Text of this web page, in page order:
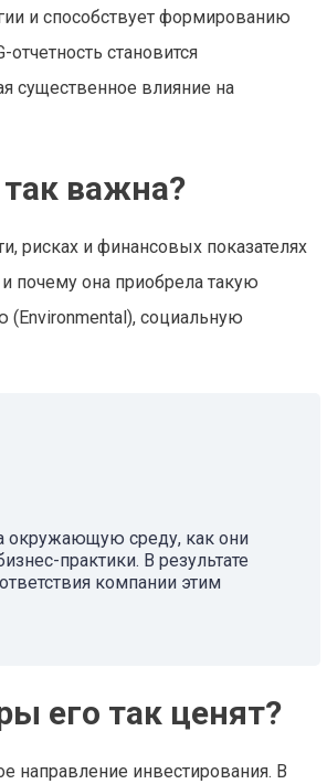
и способствует формированию
становится
существенное влияние на
так важна?
рисках и финансовых показателях
почему она приобрела такую
социальную
окружающую среду, как они
практики. В результате
компании этим
его так ценят?
направление инвестирования. В